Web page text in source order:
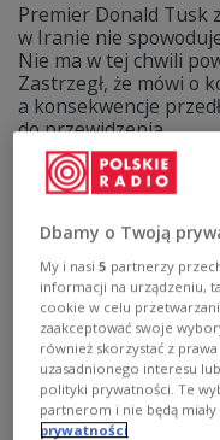
Premier Donald Tusk
w Iranie nie
Nie ma w tej chwili
Zastrzegł, że mówi o
a konsekwencje
do przewidzenia.
Zobacz więcej na temat:
Donald Tusk
POLSKA
Dbamy o Twoją
My i nasi5 partnerzy
informacji na urządzeniu,
cookie w celu
zaakceptować swoje
również skorzystać z
uzasadnionego interesu
polityki prywatności. Te
partnerom i nie będą miały
prywatności